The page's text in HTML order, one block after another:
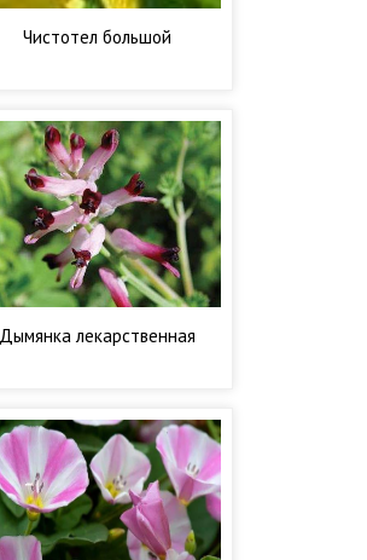
Чистотел большой
Дымянка лекарственная